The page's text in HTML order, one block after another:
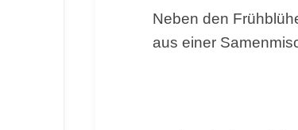
Neben den
aus einer